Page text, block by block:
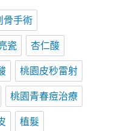
骨手術
瓷 杏仁酸
桃園皮秒雷射
桃園青春痘治療
植髮